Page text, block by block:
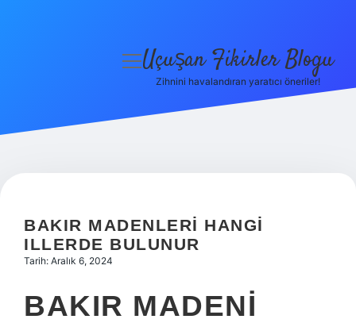
Hakkımızda
menüyü
Uçuşan Fikirler Blogu
Zihnini havalandıran yaratıcı öneriler!
BAKIR MADENLERI HANGI
ILLERDE BULUNUR
Tarih: Aralık 6, 2024
BAKIR MADENI